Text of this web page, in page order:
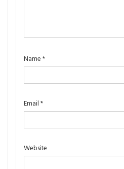
Name *
Email *
Website